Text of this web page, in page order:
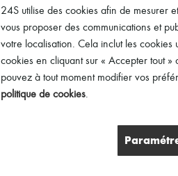
24S utilise des cookies afin de mesurer
vous proposer des communications et
votre localisation. Cela inclut les cookies
cookies en cliquant sur « Accepter tout
pouvez à tout moment modifier vos
politique de cookies.